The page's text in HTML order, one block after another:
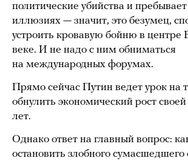
политические убийства и
иллюзиях — значит, это безумец,
устроить кровавую бойню в
веке. И не надо с ним обниматься
на международных форумах.
Прямо сейчас Путин ведет урок на
обнулить экономический рост
лет.
Однако ответ на главный вопрос:
остановить злобного